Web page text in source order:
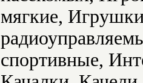
мягкие,
спортивные,